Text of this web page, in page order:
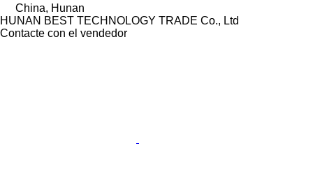
China, Hunan
HUNAN BEST TECHNOLOGY TRADE Co., Ltd
Contacte con el vendedor